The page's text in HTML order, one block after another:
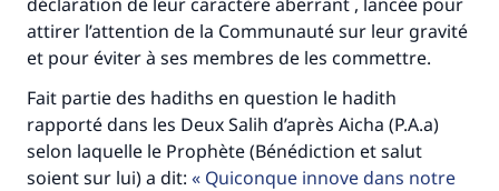
attirer l’attention de la Communauté sur leur gravité
et pour éviter à ses membres de les commettre.
Fait partie des hadiths en question le hadith
rapporté dans les Deux Salih d’après Aicha (P.A.a)
selon laquelle le Prophète (Bénédiction et salut
soient sur lui) a dit:
Quiconque innove dans notre
contribution
Le Messager d'Allah (Paix sur lui) a dit:
"Celui qui indique une bonne action obtient la
même récompense que celui qui le fait."